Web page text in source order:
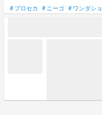
#プロセカ # ニーゴ #ワンダショ